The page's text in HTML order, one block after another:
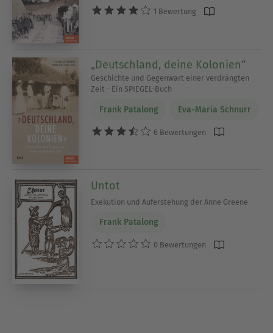
1 Bewertung
„Deutschland, deine Kolonien“
Geschichte und Gegenwart einer verdrängten
Zeit - Ein SPIEGEL-Buch
Frank Patalong Eva-Maria Schnurr
6 Bewertungen
Untot
Exekution und Auferstehung der Anne Greene
Frank Patalong
0 Bewertungen